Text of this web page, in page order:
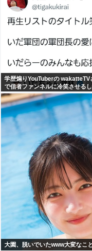
学歴煽りYouTuberの
で信者ファンネルに冷笑させる
大園、脱いでいたwww大変なこ